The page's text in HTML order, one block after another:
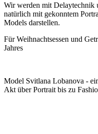
Wir werden mit Delaytechnik
natürlich mit gekonntem
Models darstellen.
Für Weihnachtsessen und
Jahres
Model Svitlana Lobanova -
Akt über Portrait bis zu